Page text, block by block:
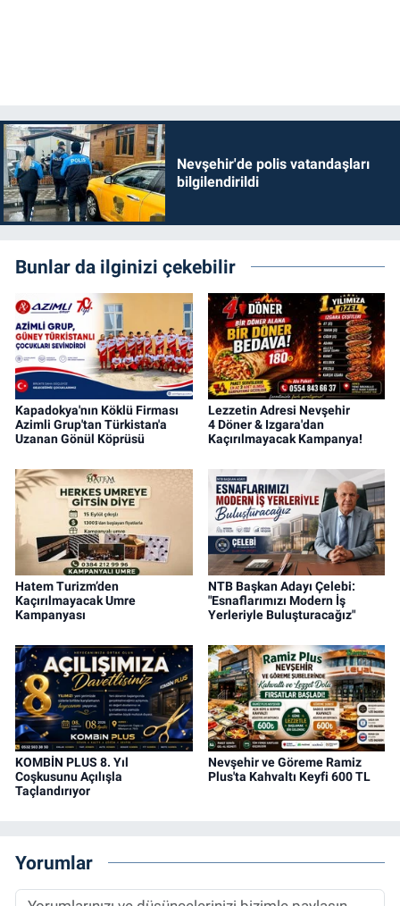
Nevşehir'de polis vatandaşları
bilgilendirildi
Bunlar da ilginizi çekebilir
Kapadokya'nın Köklü Firması
Azimli Grup'tan Türkistan'a
Uzanan Gönül Köprüsü
Lezzetin Adresi Nevşehir
4 Döner & Izgara'dan
Kaçırılmayacak Kampanya!
Hatem Turizm’den
Kaçırılmayacak Umre
Kampanyası
NTB Başkan Adayı Çelebi:
"Esnaflarımızı Modern İş
Yerleriyle Buluşturacağız"
KOMBİN PLUS 8. Yıl
Coşkusunu Açılışla
Taçlandırıyor
Nevşehir ve Göreme Ramiz
Plus'ta Kahvaltı Keyfi 600 TL
Yorumlar